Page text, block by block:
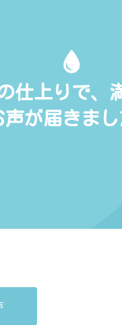
仕上りで、
声が届きま